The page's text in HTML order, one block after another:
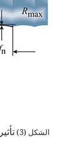
الشكل (3)